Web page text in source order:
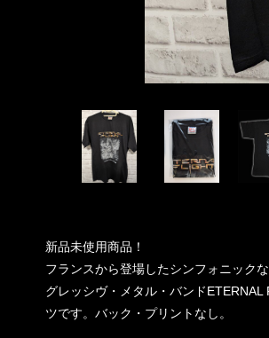
新品未使用商品！
フランスから登場したシンフォニック
グレッシヴ・メタル・バンド
ツです。バック・プリントなし。